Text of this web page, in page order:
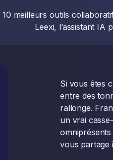
meilleurs outils
Leexi, l’assistant IA
Si vous êtes
entre des
rallonge.
un vrai
vous partage